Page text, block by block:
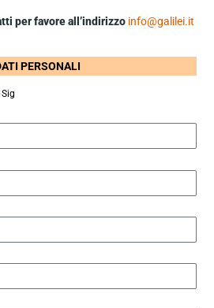
per favore all’indirizzo info@galilei.it
PERSONALI
Sig